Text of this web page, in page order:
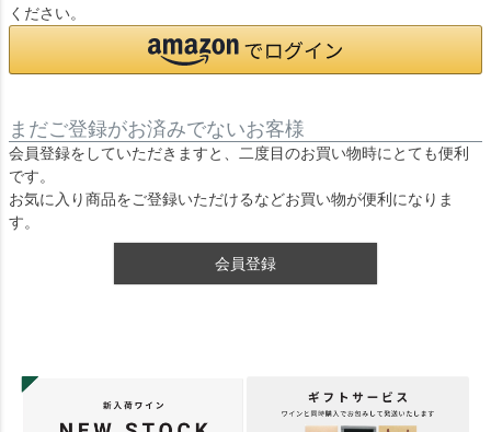
ください。
まだご登録がお済みでないお客様
会員登録をしていただきますと、二度目のお買い物時にとても便利
です。
お気に入り商品をご登録いただけるなどお買い物が便利になりま
す。
会員登録